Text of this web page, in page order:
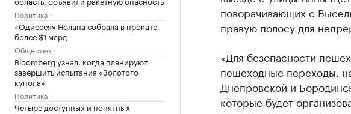
Политика
«Одиссея» Нолана собрала в прокате
более $1 млрд
Общество
Bloomberg узнал, когда планируют
завершить испытания «Золотого
купола»
Политика
Четыре доступных и понятных
поворачивающих с
правую полосу для
«Для безопасности
пешеходные переходы,
Днепровской и
которые будет